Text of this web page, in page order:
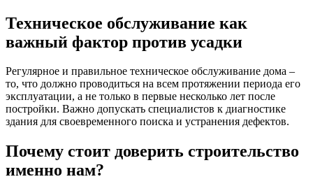
Техническое обслуживание как
важный фактор против усадки
Регулярное и правильное техническое обслуживание дома –
то, что должно проводиться на всем протяжении периода его
эксплуатации, а не только в первые несколько лет после
постройки. Важно допускать специалистов к диагностике
здания для своевременного поиска и устранения дефектов.
Почему стоит доверить строительство
именно нам?